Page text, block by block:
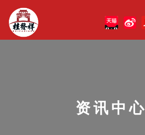
资讯中心